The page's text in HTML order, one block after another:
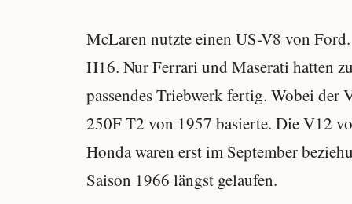
McLaren nutzte einen US-V8 von
H16. Nur Ferrari und Maserati hatten
passendes Triebwerk fertig. Wobei der
250F T2 von 1957 basierte. Die V12
Honda waren erst im September
Saison 1966 längst gelaufen.